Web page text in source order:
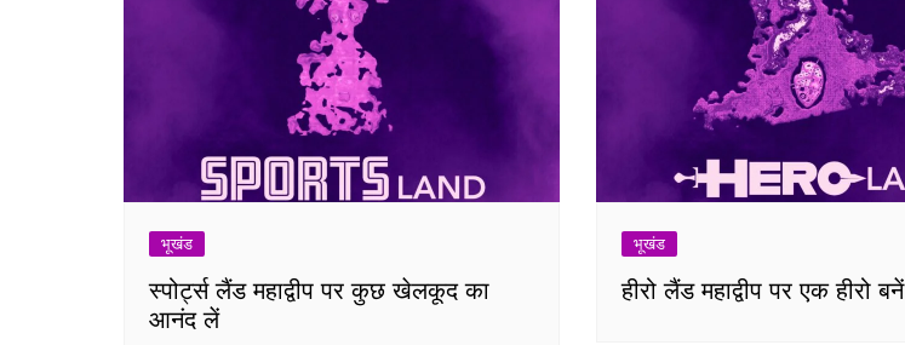
भूखंड
स्पोर्ट्स लैंड महाद्वीप पर कुछ खेलकूद का
आनंद लें
भूखंड
हीरो लैंड महाद्वीप पर एक हीरो बनें